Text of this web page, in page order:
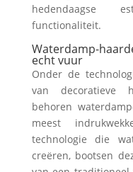
hedendaagse
functionaliteit.
Waterdamp-
echt vuur
Onder de
van decoratieve
behoren
meest
technologie die
creëren, bootsen